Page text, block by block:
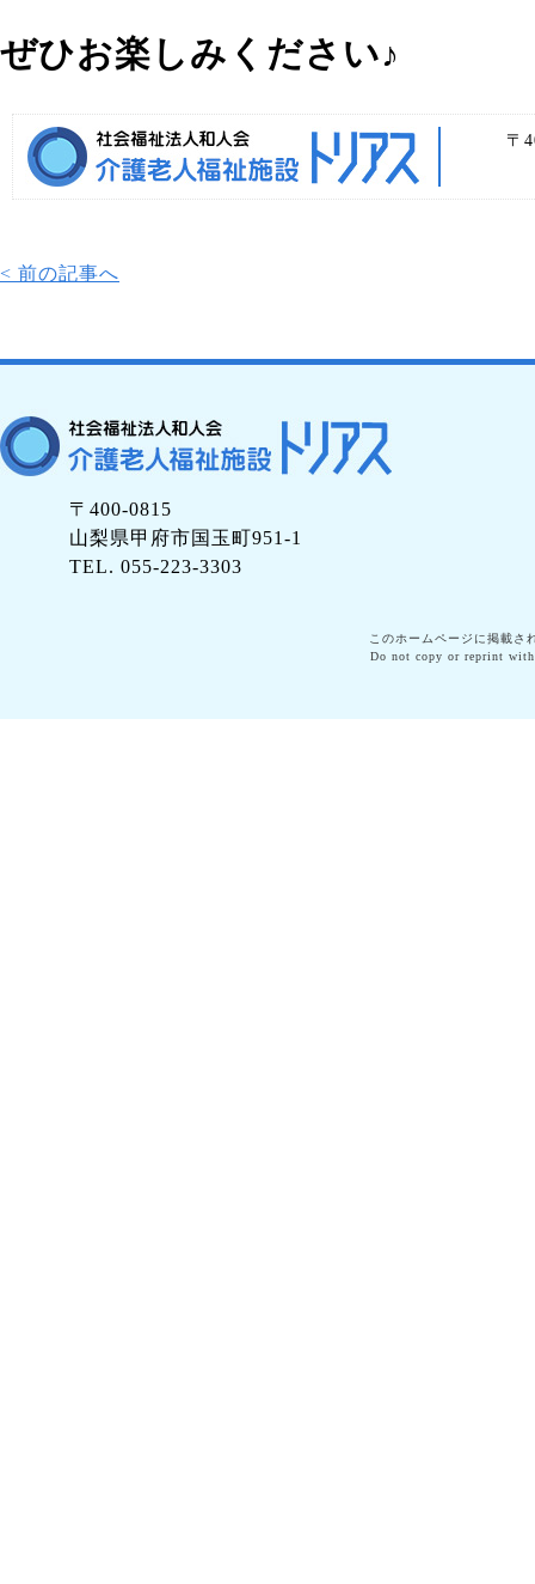
ぜひお楽しみください♪
〒
< 前の記事へ
〒400-0815
山梨県甲府市国玉町951-1
TEL. 055-223-3303
このホームページに掲載さ
Do not copy or reprint